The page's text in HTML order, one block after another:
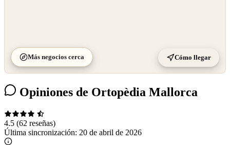
Más negocios cerca Cómo llegar
Opiniones de Ortopèdia Mallorca
4.5 (62 reseñas)
Última sincronización: 20 de abril de 2026